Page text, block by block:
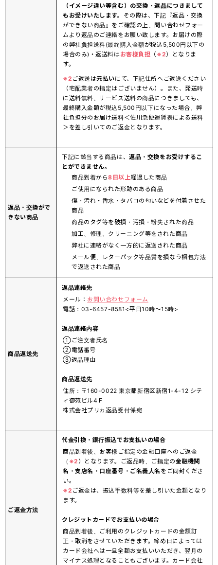
（イメージ違い等含む）の交換・返品につきまして
もお受けいたします。 その際は、下記『返品・交換
ができない商品』をご確認の上、問い合わせフォー
ムより返品のご連絡をお願い致します。お届けの際
の弊社負担送料(最終購入金額が税込5,500円以下の
場合のみ)・返送料はお客様負担 （ ※2）となりま
す。
※2 ご返送は元払いにて、下記住所へご返送ください
（宅配業者の指定はございません）。また、発送時
に送料無料、サービス送料の商品につきましても、
最終購入金額が税込5,500円以下になった場合、弊
社負担分のお届け送料＜佐川急便運賃表による送料
＞を差し引いてのご返金となります。
返品・交換がで
きない商品
下記に該当する商品は、返品・交換をお受けするこ
とができません。
商品到着から8日以上経過した商品
ご使用になられた形跡のある商品
傷・汚れ・香水・タバコの匂いなどを付着させた
商品
商品のタグ等を破損・汚損・紛失された商品
加工、修理、クリーニング等をされた商品
弊社に連絡がなく一方的に返送された商品
メール便、レターパック等品質を損なう梱包方法
で返送された商品
商品返送先
返品連絡先
メール： お問い合わせフォーム
電話：03-6457-8581<平日10時～15時>
返品連絡内容
①ご注文者氏名
②電話番号
③返品理由
商品返送先
住所：〒160-0022 東京都新宿区新宿1-4-12 シテ
ィ御苑ビル4Ｆ
株式会社プリカ返品受付係宛
ご返金方法
代金引換・銀行振込でお支払いの場合
商品到着後、お客様ご指定の金融口座へのご返金
（ ※2 ）となります。ご返品時、ご指定の金融機関
名・支店名・口座番号・ご名義人名 をご同封くださ
い。
※2 ご返金は、振込手数料等を差し引いた金額となり
ます。
クレジットカードでお支払いの場合
商品到着後、ご利用のクレジットカードの金額訂
正・取消をさせていただきます。締め日によっては
カード会社へは一旦全額お支払いいただき、翌月の
マイナス処理となることもございます。カード会社